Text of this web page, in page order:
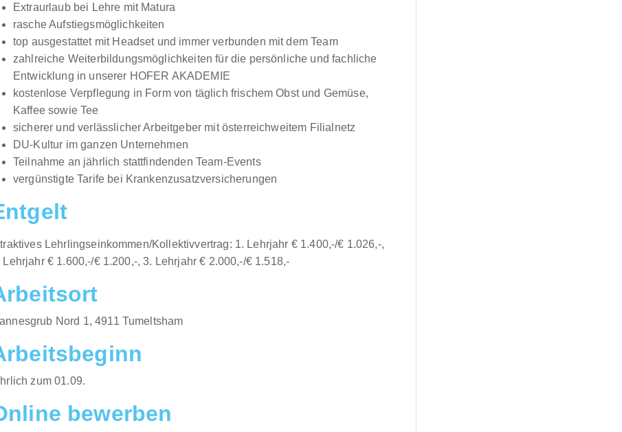
Extraurlaub bei Lehre mit Matura
rasche Aufstiegsmöglichkeiten
top ausgestattet mit Headset und immer verbunden mit dem Team
zahlreiche Weiterbildungsmöglichkeiten für die persönliche und fachliche
Entwicklung in unserer HOFER AKADEMIE
kostenlose Verpflegung in Form von täglich frischem Obst und Gemüse,
Kaffee sowie Tee
sicherer und verlässlicher Arbeitgeber mit österreichweitem Filialnetz
DU-Kultur im ganzen Unternehmen
Teilnahme an jährlich stattfindenden Team-Events
vergünstigte Tarife bei Krankenzusatzversicherungen
Lehrlingseinkommen/Kollektivvertrag: 1. Lehrjahr € 1.400,-/€ 1.026,-,
Lehrjahr € 1.600,-/€ 1.200,-, 3. Lehrjahr € 2.000,-/€ 1.518,-
Nord 1, 4911 Tumeltsham​​
zum 01.09.​
bewerben